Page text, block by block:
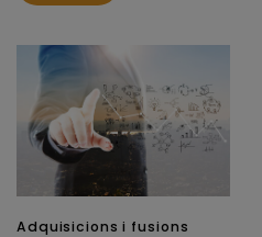
Adquisicions i fusions